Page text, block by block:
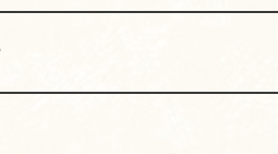
とさせていただく場合がござい
。